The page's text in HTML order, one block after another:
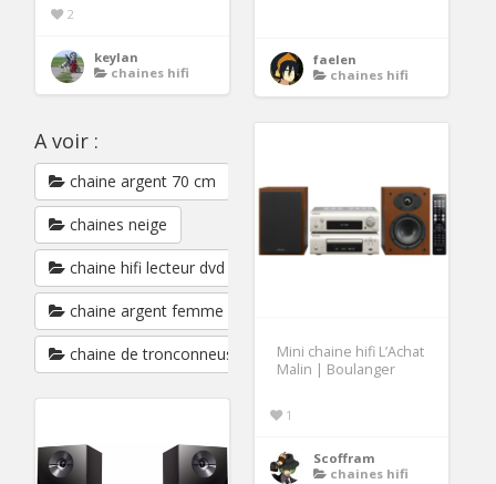
2
keylan
chaines hifi
faelen
chaines hifi
A voir :
chaine argent 70 cm
chaines neige
chaine hifi lecteur dvd
chaine argent femme 45 cm
chaine de tronconneuse
Mini chaine hifi L’Achat
Malin | Boulanger
1
Scoffram
chaines hifi